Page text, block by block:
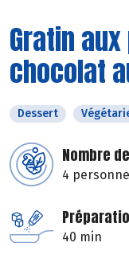
Gratin
chocolat
Dessert
Nombre
4
40 min